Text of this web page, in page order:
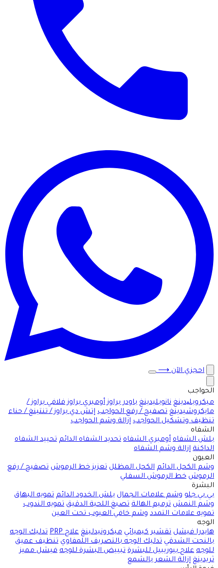
احجزي الآن⟶
الحواجب
ميكروبلیدينغ نانوبليدينغ باودر براوز أومبري براوز فلافي براوز /
مايكروشيدينغ تصفيح / رفع الحواجب إتش دي براوز / تنتينغ / حناء
تنظيف وتشكيل الحواجب إزالة وشم الحواجب
الشفاه
بلش الشفاه أومبري الشفاه تحديد الشفاه الدائم تحييد الشفاه
الداكنة إزالة وشم الشفاه
العيون
وشم الكحل الدائم الكحل المظلل تعزيز خط الرموش تصفيح / رفع
الرموش خط الرموش السفلي
البشرة
بي بي جلو وشم علامات الجمال بلش الخدود الدائم تمويه البهاق
وشم النمش ترميم الهالة تصبغ اللحية الدقيق تمويه الندوب
تمويه علامات التمدد وشم خافي العيوب تحت العين
الوجه
هايدرا فيشل تقشير كيميائي ميكرونيدلينغ علاج PRP
تدليك الوجه
بالنحت الشدقي تدليك الوجه بالتصريف اللمفاوي تنظيف عميق
للوجه علاج بيوريبيل للبشرة تبييض البشرة للوجه فيشل مميز
ثريدينغ إزالة الشعر بالشمع